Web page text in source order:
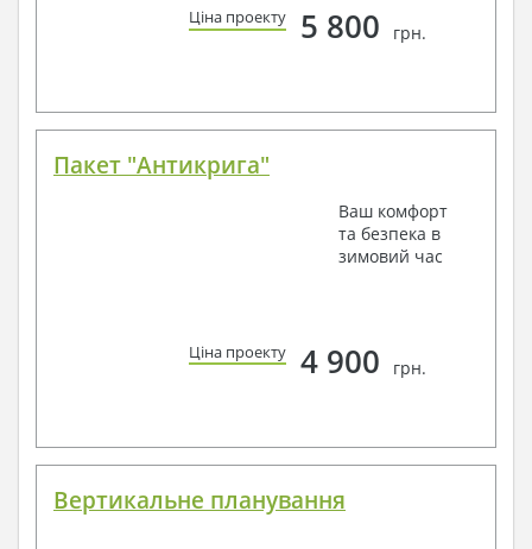
Ціна проекту 5 800 грн.
Пакет "Антикрига"
Ваш комфорт
та безпека в
зимовий час
Ціна проекту 4 900 грн.
Вертикальне планування